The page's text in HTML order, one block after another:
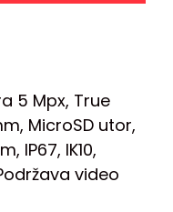
5 Mpx, True
MicroSD utor,
IP67, IK10,
video